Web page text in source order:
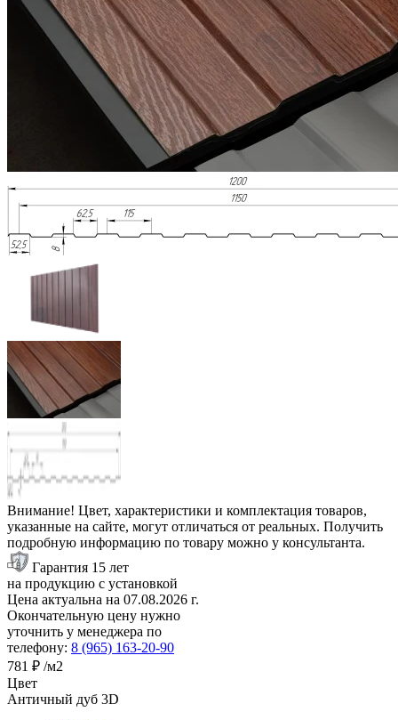
Внимание! Цвет, характеристики и комплектация товаров,
указанные на сайте, могут отличаться от реальных. Получить
подробную информацию по товару можно у консультанта.
Гарантия 15 лет
на продукцию с установкой
Цена актуальна на 07.08.2026 г.
Окончательную цену нужно
уточнить у менеджера по
телефону: 8 (965) 163-20-90
781 ₽ /м2
Цвет
Античный дуб 3D